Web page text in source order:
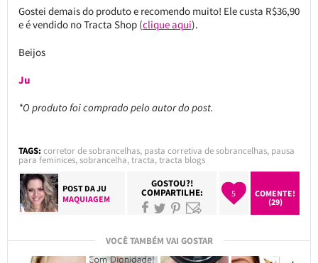
Gostei demais do produto e recomendo muito! Ele custa R$36,90
e é vendido no Tracta Shop (clique aqui).
Beijos
Ju
*O produto foi comprado pelo autor do post.
TAGS: corretor de sobrancelhas, pasta corretiva de sobrancelhas, pausa
para feminices,sobrancelha,tracta,tracta blogs
POST DAJU
MAQUIAGEM
GOSTOU?!
COMPARTILHE: 5
COMENTE!
(29)
VOCÊ TAMBÉM VAI GOSTAR